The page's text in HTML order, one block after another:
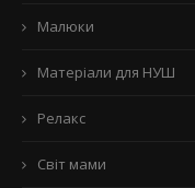
Малюки
Матеріали для НУШ
Релакс
Світ мами